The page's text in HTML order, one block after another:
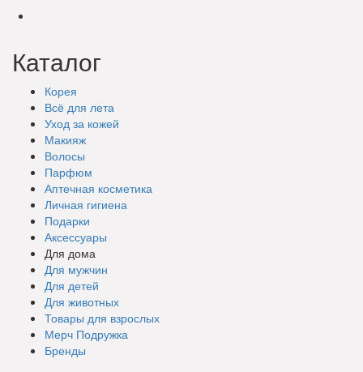
Каталог
Корея
Всё для лета
Уход за кожей
Макияж
Волосы
Парфюм
Аптечная косметика
Личная гигиена
Подарки
Аксессуары
Для дома
Для мужчин
Для детей
Для животных
Товары для взрослых
Мерч Подружка
Бренды